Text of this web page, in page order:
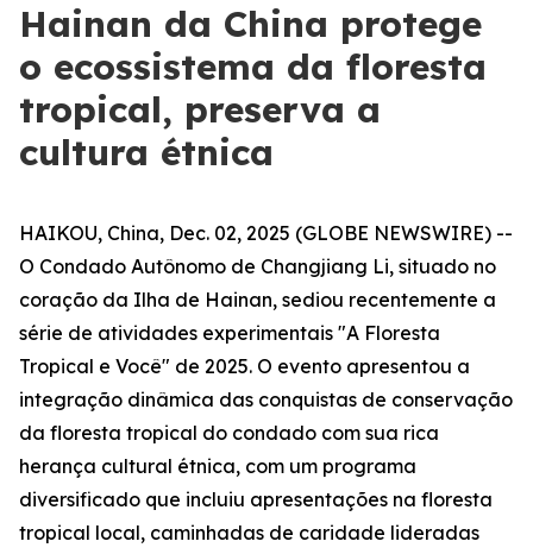
Hainan da China protege
o ecossistema da floresta
tropical, preserva a
cultura étnica
HAIKOU, China, Dec. 02, 2025 (GLOBE NEWSWIRE) --
O Condado Autônomo de Changjiang Li, situado no
coração da Ilha de Hainan, sediou recentemente a
série de atividades experimentais "A Floresta
Tropical e Você" de 2025. O evento apresentou a
integração dinâmica das conquistas de conservação
da floresta tropical do condado com sua rica
herança cultural étnica, com um programa
diversificado que incluiu apresentações na floresta
tropical local, caminhadas de caridade lideradas